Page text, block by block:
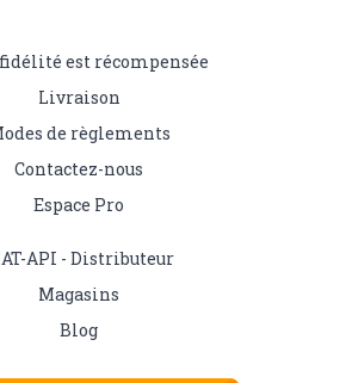
est récompensée
Livraison
de règlements
Contactez-nous
Espace Pro
API - Distributeur
Magasins
Blog